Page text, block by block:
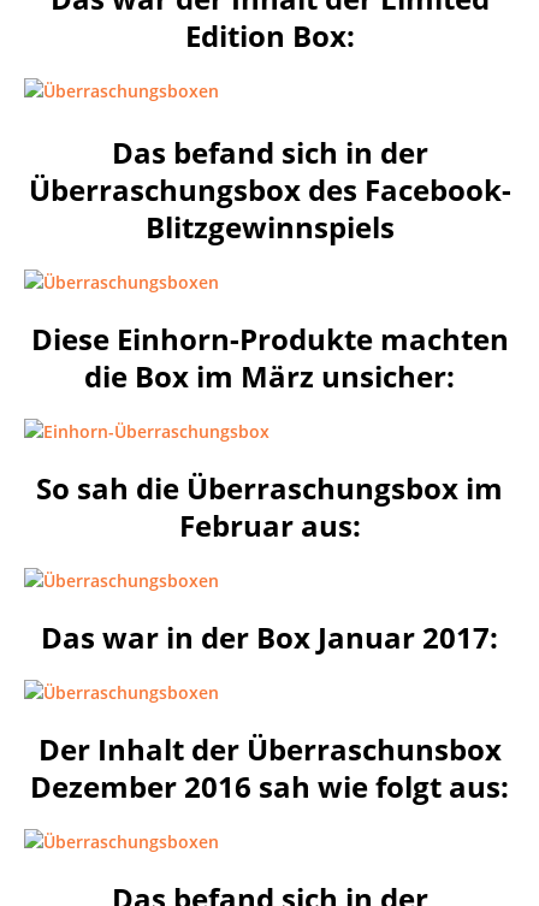
Edition Box:
Das befand sich in der
Überraschungsbox des Facebook-
Blitzgewinnspiels
Diese Einhorn-Produkte machten
die Box im März unsicher:
So sah die Überraschungsbox im
Februar aus:
Das war in der Box Januar 2017:
Der Inhalt der Überraschunsbox
Dezember 2016 sah wie folgt aus: